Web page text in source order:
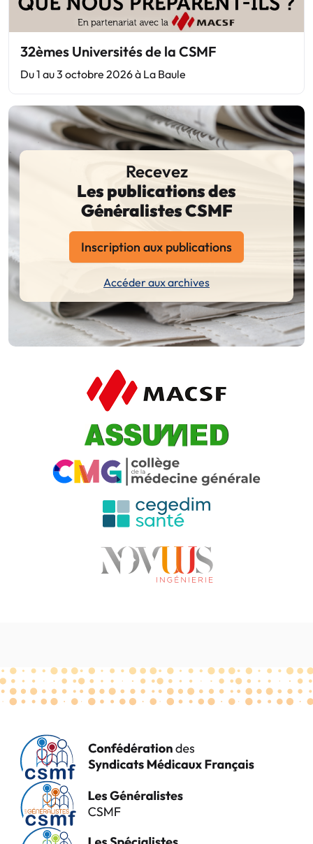
32èmes Universités de la CSMF
Du 1 au 3 octobre 2026 à La Baule
Recevez
Les publications des
Généralistes CSMF
Inscription aux publications
Accéder aux archives